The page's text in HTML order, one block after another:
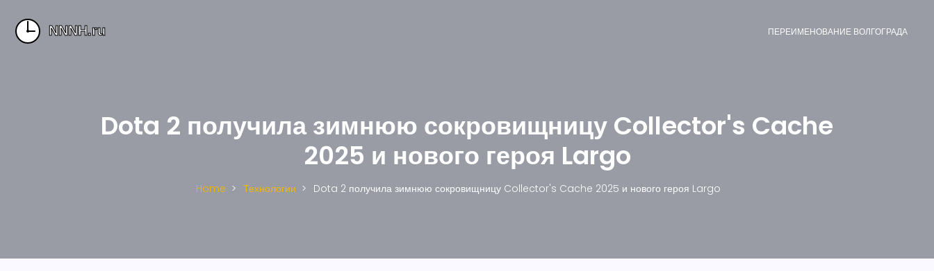
ПЕРЕИМЕНОВАНИЕ ВОЛГОГРАДА
Dota 2 получила зимнюю сокровищницу Collector's Cache
2025 и нового героя Largo
Home Технологии Dota 2 получила зимнюю сокровищницу Collector's Cache 2025 и нового героя Largo